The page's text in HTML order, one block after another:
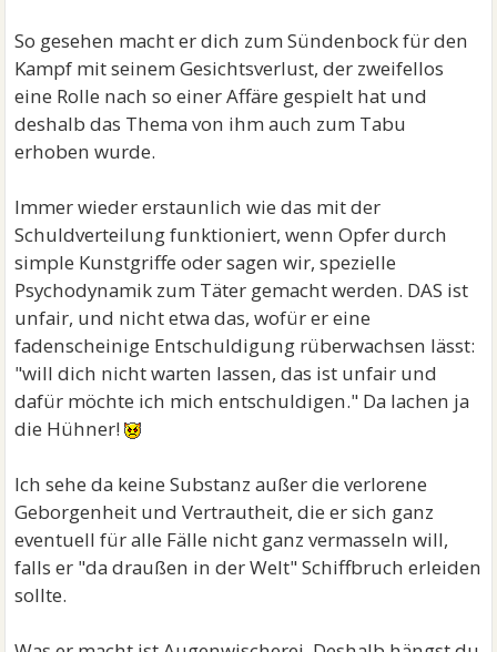
So gesehen macht er dich zum Sündenbock für den
Kampf mit seinem Gesichtsverlust, der zweifellos
eine Rolle nach so einer Affäre gespielt hat und
deshalb das Thema von ihm auch zum Tabu
erhoben wurde.
Immer wieder erstaunlich wie das mit der
Schuldverteilung funktioniert, wenn Opfer durch
simple Kunstgriffe oder sagen wir, spezielle
Psychodynamik zum Täter gemacht werden. DAS ist
unfair, und nicht etwa das, wofür er eine
fadenscheinige Entschuldigung rüberwachsen lässt:
"will dich nicht warten lassen, das ist unfair und
dafür möchte ich mich entschuldigen." Da lachen ja
die Hühner!
Ich sehe da keine Substanz außer die verlorene
Geborgenheit und Vertrautheit, die er sich ganz
eventuell für alle Fälle nicht ganz vermasseln will,
falls er "da draußen in der Welt" Schiffbruch erleiden
sollte.